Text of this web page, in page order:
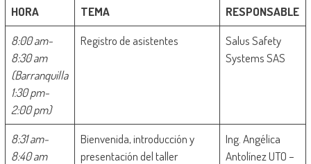
HORA
TEMA
RESPONSABLE
8:00 am-
8:30 am
(Barranquilla
1:30 pm-
2:00 pm)
Registro de asistentes
Salus Safety
Systems SAS
8:31 am-
8:40 am
Bienvenida, introducción y
presentación del taller
Ing. Angélica
Antolínez UTO –